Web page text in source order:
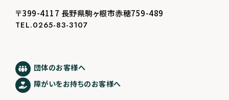
〒399-4117 長野県駒ヶ根市赤穂759-489
TEL.0265-83-3107
団体のお客様へ
障がいをお持ちのお客様へ